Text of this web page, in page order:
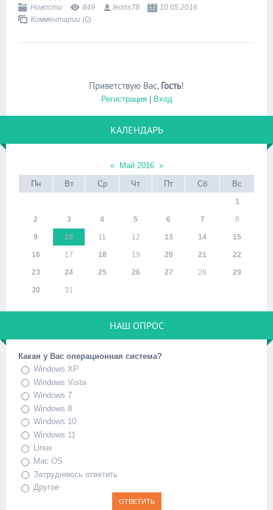
Новости 849 leons78
10.05.2016
Комментарии (0)
Приветствую Вас, Гость!
Регистрация| Вход
КАЛЕНДАРЬ
« Май 2016 »
Пн
Вт Ср Чт Пт Сб Вс
1
2 3 4 5 6 7 8
9 10 11 12 13 14 15
16 17 18 19 20 21 22
23 24 25 26 27 28 29
30 31
НАШ ОПРОС
Какая у Вас операционная система?
Windows XP
Windows Vista
Windows 7
Windows 8
Windows 10
Windows 11
Linux
Mac OS
Затрудняюсь ответить
Другое